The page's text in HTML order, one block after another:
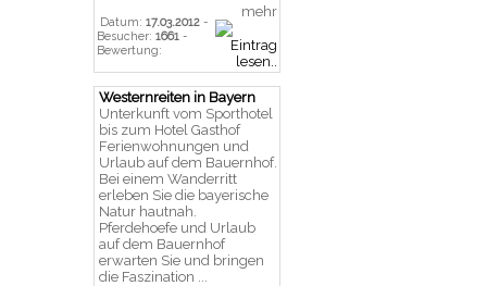
Datum: 17.03.2012 -
Besucher: 1661 -
Bewertung:
mehr
Westernreiten in Bayern
Unterkunft vom Sporthotel
bis zum Hotel Gasthof
Ferienwohnungen und
Urlaub auf dem Bauernhof.
Bei einem Wanderritt
erleben Sie die bayerische
Natur hautnah.
Pferdehoefe und Urlaub
auf dem Bauernhof
erwarten Sie und bringen
die Faszination ...